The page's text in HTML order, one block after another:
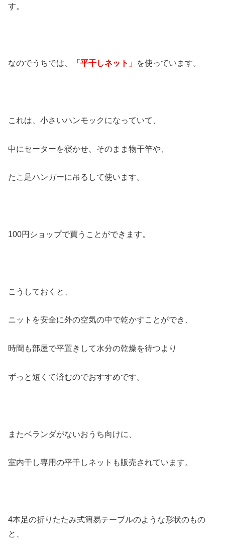
す。
なのでうちでは、 「平干しネット」 を使っています。
これは、小さいハンモックになっていて、
中にセーターを寝かせ、そのまま物干竿や、
たこ足ハンガーに吊るして使います。
100円ショップで買うことができます。
こうしておくと、
ニットを安全に外の空気の中で乾かすことができ、
時間も部屋で平置きして水分の乾燥を待つより
ずっと短くて済むのでおすすめです。
またベランダがないおうち向けに、
室内干し専用の平干しネットも販売されています。
4本足の折りたたみ式簡易テーブルのような形状のもの
と、